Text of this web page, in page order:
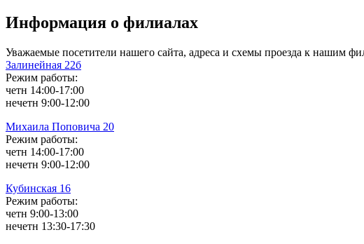
Информация о филиалах
Уважаемые посетители нашего сайта, адреса и схемы проезда к нашим
Залинейная 22б
Режим работы:
четн 14:00-17:00
нечетн 9:00-12:00
Михаила Поповича 20
Режим работы:
четн 14:00-17:00
нечетн 9:00-12:00
Кубинская 16
Режим работы:
четн 9:00-13:00
нечетн 13:30-17:30